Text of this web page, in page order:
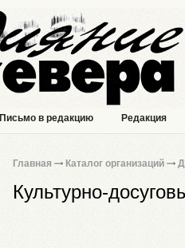
Письмо в редакцию Редакция
Главная Каталог организаций
Культурно-